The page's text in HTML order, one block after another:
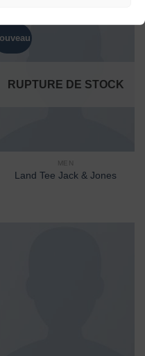
RUPTURE DE STOCK
MEN
Land Tee Jack & Jones